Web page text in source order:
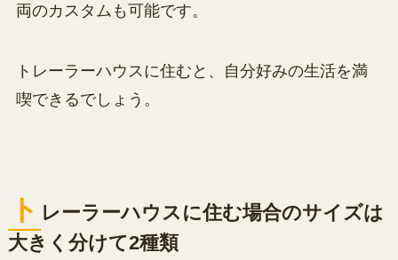
両のカスタムも可能です。
トレーラーハウスに住むと、自分好みの生活を満
喫できるでしょう。
ト レーラーハウスに住む場合のサイズは
大きく分けて2種類